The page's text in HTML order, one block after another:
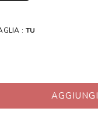
: TU